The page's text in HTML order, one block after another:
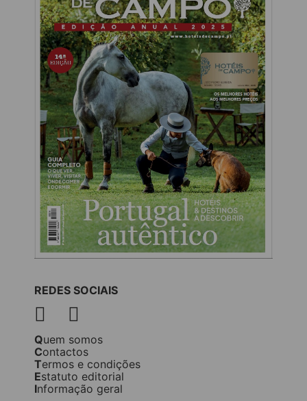
REDES SOCIAIS
Quem somos
Contactos
Termos e condições
Estatuto editorial
Informação geral